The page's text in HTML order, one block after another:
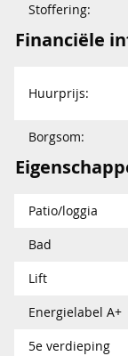
Stoffering:
Financiële
Huurprijs:
Borgsom:
Patio/loggia
Bad
Lift
Energielabel A+
5e verdieping